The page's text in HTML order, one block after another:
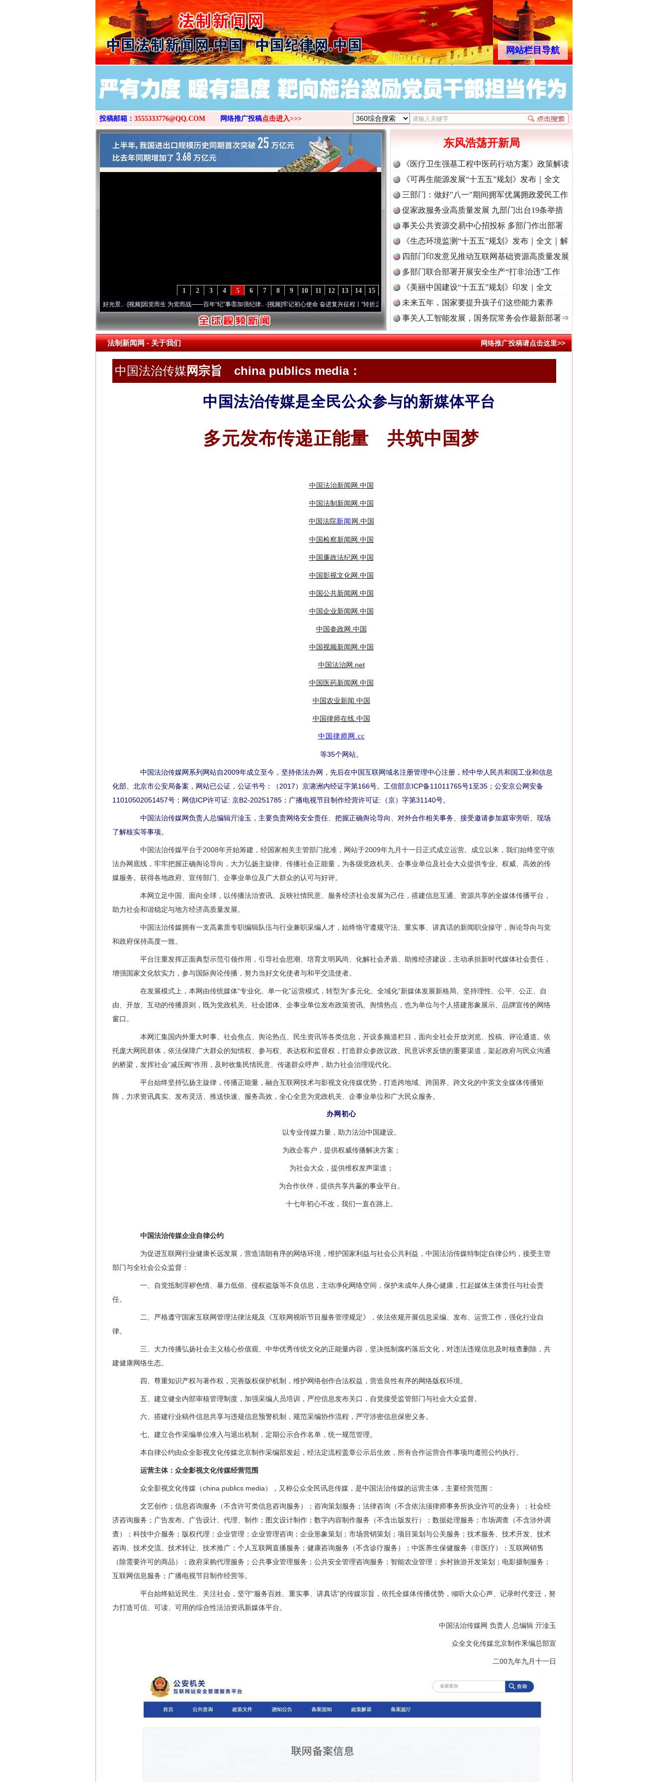
>
网站栏目导航
投稿邮箱： 3555333776@QQ.COM 网络推广投稿点击进入>>>
15
14
13
12
11
10
9
8
7
6
5
4
3
2
1
·[视频]因党而生 为党而战——百年“纪”事⑧加强纪律..·[视频]牢记初心使命 奋进复兴征程丨“转折之城”激荡..·[视频]牢记初心使命 奋进复兴征程丨红船起航处 潮起..·[视频]一首歌的时间，读懂乐至的“诗与远方”
东风浩荡开新局
《医疗卫生强基工程中医药行动方案》政策解读
《可再生能源发展“十五五”规划》发布｜全文
三部门：做好"八一"期间拥军优属拥政爱民工作
促家政服务业高质量发展 九部门出台19条举措
事关公共资源交易中心招投标 多部门作出部署
《生态环境监测“十五五”规划》发布｜全文｜解
读
四部门印发意见推动互联网基础资源高质量发展
多部门联合部署开展安全生产“打非治违”工作
《美丽中国建设“十五五”规划》印发｜全文
未来五年，国家要提升孩子们这些能力素养
事关人工智能发展，国务院常务会作最新部署⇒
法制新闻网- 关于我们 网络推广投稿请点击这里>>
中国法治传媒网宗旨 china publics media：
中国法治传媒是全民公众参与的新媒体平台
多元发布传递正能量 共筑中国梦
中国法治新闻网.中国
中国法制新闻网.中国
中国法院新闻 网.中国
中国检察新闻网.中国
中国廉政法纪网.中国
中国影视文化网.中国
中国公共新闻网.中国
中国企业新闻网.中国
中国参政网.中国
中国视频新闻网.中国
中国法治网.net
中国医药新闻网.中国
中国农业新闻.中国
中国律师在线.中国
中国律师网.cc
等35个网站。
中国法治传媒网系列网站自2009年成立至今，坚持依法办网，先后在中国互联网域名注册管理中心注册，经中华人民共和国工业和信息
化部、北京市公安局备案，网站已公证，公证书号：（2017）京潞洲内经证字第166号。工信部京ICP备11011765号1至35；公安京公网安备
11010502051457号；网信ICP许可证: 京B2-20251785；广播电视节目制作经营许可证:（京）字第31140号。
中国法治传媒网负责人总编辑亓淦玉，主要负责网络安全责任、把握正确舆论导向、对外合作相关事务、接受邀请参加庭审旁听、现场
了解核实等事项。
中国法治传媒平台于2008年开始筹建，经国家相关主管部门批准，网站于2009年九月十一日正式成立运营。成立以来，我们始终坚守依
法办网底线，牢牢把握正确舆论导向，大力弘扬主旋律、传播社会正能量，为各级党政机关、企事业单位及社会大众提供专业、权威、高效的传
媒服务。获得各地政府、宣传部门、企事业单位及广大群众的认可与好评。
本网立足中国、面向全球，以传播法治资讯、反映社情民意、服务经济社会发展为己任，搭建信息互通、资源共享的全媒体传播平台，
助力社会和谐稳定与地方经济高质量发展。
中国法治传媒拥有一支高素质专职编辑队伍与行业兼职采编人才，始终恪守遵规守法、重实事、讲真话的新闻职业操守，舆论导向与党
和政府保持高度一致。
平台注重发挥正面典型示范引领作用，引导社会思潮、培育文明风尚、化解社会矛盾、助推经济建设，主动承担新时代媒体社会责任，
增强国家文化软实力，参与国际舆论传播，努力当好文化使者与和平交流使者。
在发展模式上，本网由传统媒体“专业化、单一化”运营模式，转型为“多元化、全域化”新媒体发展新格局。坚持理性、公平、公正、自
由、开放、互动的传播原则，既为党政机关、社会团体、企事业单位发布政策资讯、舆情热点，也为单位与个人搭建形象展示、品牌宣传的网络
窗口。
本网汇集国内外重大时事、社会焦点、舆论热点、民生资讯等各类信息，开设多频道栏目，面向全社会开放浏览、投稿、评论通道。依
托庞大网民群体，依法保障广大群众的知情权、参与权、表达权和监督权，打造群众参政议政、民意诉求反馈的重要渠道，架起政府与民众沟通
的桥梁，发挥社会“减压阀”作用，及时收集民情民意、传递群众呼声，助力社会治理现代化。
平台始终坚持弘扬主旋律，传播正能量，融合互联网技术与影视文化传媒优势，打造跨地域、跨国界、跨文化的中英文全媒体传播矩
阵，力求资讯真实、发布灵活、推送快速、服务高效，全心全意为党政机关、企事业单位和广大民众服务。
办网初心
以专业传媒力量，助力法治中国建设。
为政企客户，提供权威传播解决方案；
为社会大众，提供维权发声渠道；
为合作伙伴，提供共享共赢的事业平台。
十七年初心不改，我们一直在路上。
中国法治传媒企业自律公约
为促进互联网行业健康长远发展，营造清朗有序的网络环境，维护国家利益与社会公共利益，中国法治传媒特制定自律公约，接受主管
部门与全社会公众监督：
一、自觉抵制淫秽色情、暴力低俗、侵权盗版等不良信息，主动净化网络空间，保护未成年人身心健康，扛起媒体主体责任与社会责
任。
二、严格遵守国家互联网管理法律法规及《互联网视听节目服务管理规定》，依法依规开展信息采编、发布、运营工作，强化行业自
律。
三、大力传播弘扬社会主义核心价值观、中华优秀传统文化的正能量内容，坚决抵制腐朽落后文化，对违法违规信息及时核查删除，共
建健康网络生态。
四、尊重知识产权与著作权，完善版权保护机制，维护网络创作合法权益，营造良性有序的网络版权环境。
五、建立健全内部审核管理制度，加强采编人员培训，严控信息发布关口，自觉接受监管部门与社会大众监督。
六、搭建行业稿件信息共享与违规信息预警机制，规范采编协作流程，严守涉密信息保密义务。
七、建立合作采编单位准入与退出机制，定期公示合作名单，统一规范管理。
本自律公约由众全影视文化传媒北京制作采编部发起，经法定流程盖章公示后生效，所有合作运营合作事项均遵照公约执行。
运营主体：众全影视文化传媒经营范围
众全影视文化传媒（china publics media），又称公众全民讯息传媒，是中国法治传媒的运营主体，主要经营范围：
文艺创作；信息咨询服务（不含许可类信息咨询服务）；咨询策划服务；法律咨询（不含依法须律师事务所执业许可的业务）；社会经
济咨询服务；广告发布、广告设计、代理、制作；图文设计制作；数字内容制作服务（不含出版发行）；数据处理服务；市场调查（不含涉外调
查）；科技中介服务；版权代理；企业管理；企业管理咨询；企业形象策划；市场营销策划；项目策划与公关服务；技术服务、技术开发、技术
咨询、技术交流、技术转让、技术推广；个人互联网直播服务；健康咨询服务（不含诊疗服务）；中医养生保健服务（非医疗）；互联网销售
（除需要许可的商品）；政府采购代理服务；公共事业管理服务；公共安全管理咨询服务；智能农业管理；乡村旅游开发策划；电影摄制服务；
互联网信息服务；广播电视节目制作经营等。
平台始终贴近民生、关注社会，坚守“服务百姓、重实事、讲真话”的传媒宗旨，依托全媒体传播优势，倾听大众心声、记录时代变迁，努
力打造可信、可读、可用的综合性法治资讯新媒体平台。
中国法治传媒网 负责人 总编辑 亓淦玉
众全文化传媒北京制作釆编总部宣
二00九年九月十一日